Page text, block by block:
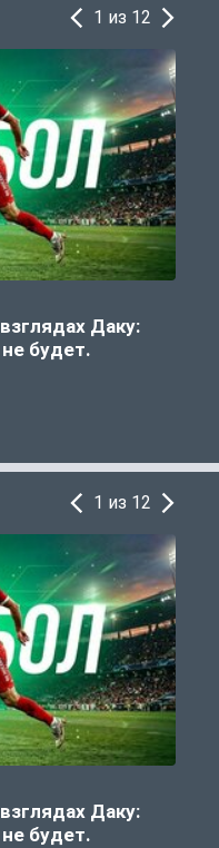
1 из 12
Даку:
будет.
1 из 12
Даку:
будет.